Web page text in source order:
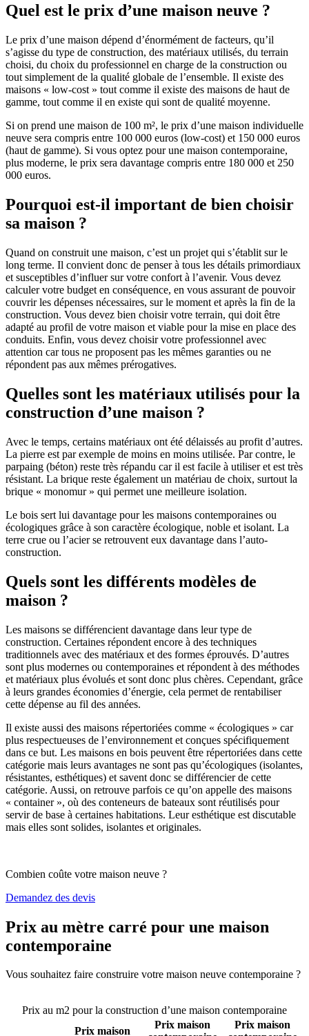
Quel est le prix d’une maison neuve ?
Le prix d’une maison dépend d’énormément de facteurs, qu’il
s’agisse du type de construction, des matériaux utilisés, du terrain
choisi, du choix du professionnel en charge de la construction ou
tout simplement de la qualité globale de l’ensemble. Il existe des
maisons « low-cost » tout comme il existe des maisons de haut de
gamme, tout comme il en existe qui sont de qualité moyenne.
Si on prend une maison de 100 m², le prix d’une maison individuelle
neuve sera compris entre 100 000 euros (low-cost) et 150 000 euros
(haut de gamme). Si vous optez pour une maison contemporaine,
plus moderne, le prix sera davantage compris entre 180 000 et 250
000 euros.
Pourquoi est-il important de bien choisir
sa maison ?
Quand on construit une maison, c’est un projet qui s’établit sur le
long terme. Il convient donc de penser à tous les détails primordiaux
et susceptibles d’influer sur votre confort à l’avenir. Vous devez
calculer votre budget en conséquence, en vous assurant de pouvoir
couvrir les dépenses nécessaires, sur le moment et après la fin de la
construction. Vous devez bien choisir votre terrain, qui doit être
adapté au profil de votre maison et viable pour la mise en place des
conduits. Enfin, vous devez choisir votre professionnel avec
attention car tous ne proposent pas les mêmes garanties ou ne
répondent pas aux mêmes prérogatives.
Quelles sont les matériaux utilisés pour la
construction d’une maison ?
Avec le temps, certains matériaux ont été délaissés au profit d’autres.
La pierre est par exemple de moins en moins utilisée. Par contre, le
parpaing (béton) reste très répandu car il est facile à utiliser et est très
résistant. La brique reste également un matériau de choix, surtout la
brique « monomur » qui permet une meilleure isolation.
Le bois sert lui davantage pour les maisons contemporaines ou
écologiques grâce à son caractère écologique, noble et isolant. La
terre crue ou l’acier se retrouvent eux davantage dans l’auto-
construction.
Quels sont les différents modèles de
maison ?
Les maisons se différencient davantage dans leur type de
construction. Certaines répondent encore à des techniques
traditionnels avec des matériaux et des formes éprouvés. D’autres
sont plus modernes ou contemporaines et répondent à des méthodes
et matériaux plus évolués et sont donc plus chères. Cependant, grâce
à leurs grandes économies d’énergie, cela permet de rentabiliser
cette dépense au fil des années.
Il existe aussi des maisons répertoriées comme « écologiques » car
plus respectueuses de l’environnement et conçues spécifiquement
dans ce but. Les maisons en bois peuvent être répertoriées dans cette
catégorie mais leurs avantages ne sont pas qu’écologiques (isolantes,
résistantes, esthétiques) et savent donc se différencier de cette
catégorie. Aussi, on retrouve parfois ce qu’on appelle des maisons
« container », où des conteneurs de bateaux sont réutilisés pour
servir de base à certaines habitations. Leur esthétique est discutable
mais elles sont solides, isolantes et originales.
Combien coûte votre maison neuve ?
Demandez des devis
Prix au mètre carré pour une maison
contemporaine
Vous souhaitez faire construire votre maison neuve contemporaine ?
Prix au m2 pour la construction d’une maison contemporaine
Prix maison
Prix maison
Prix maison